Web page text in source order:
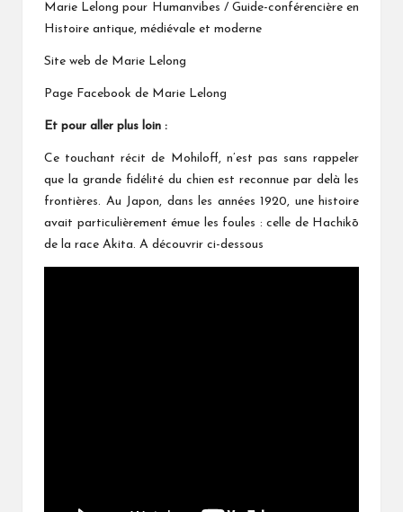
Marie Lelong pour Humanvibes / Guide-conférencière en
Histoire antique, médiévale et moderne
Site web de Marie Lelong
Page Facebook de Marie Lelong
Et pour aller plus loin :
Ce touchant récit de Mohiloff, n’est pas sans rappeler
que la grande fidélité du chien est reconnue par delà les
frontières. Au Japon, dans les années 1920, une histoire
avait particulièrement émue les foules : celle de Hachikō
de la race Akita. A découvrir ci-dessous